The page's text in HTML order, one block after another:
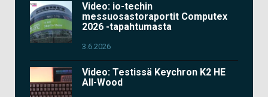
Video: io-techin
messuosastoraportit Computex
2026 -tapahtumasta
3.6.2026
Video: Testissä Keychron K2 HE
All-Wood